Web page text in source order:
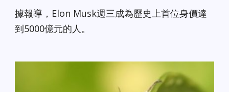
據報導，Elon Musk週三成為歷史上首位身價達
到5000億元的人。